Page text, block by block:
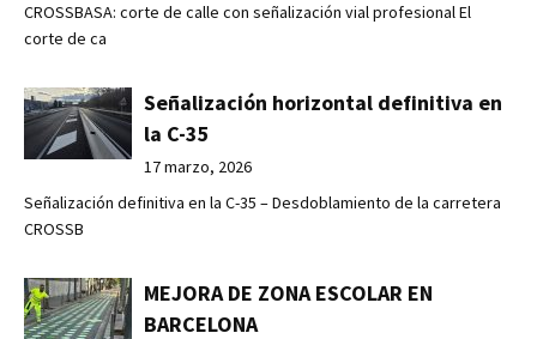
CROSSBASA: corte de calle con señalización vial profesional El
corte de ca
Señalización horizontal definitiva en
la C-35
17 marzo, 2026
Señalización definitiva en la C-35 – Desdoblamiento de la carretera
CROSSB
MEJORA DE ZONA ESCOLAR EN
BARCELONA